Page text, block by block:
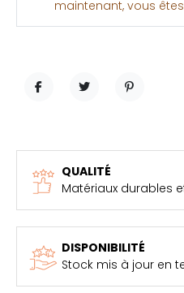
maintenant, vous
QUALITÉ
Matériaux durables
DISPONIBILITÉ
Stock mis à jour en